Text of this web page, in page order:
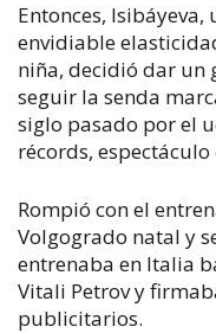
Entonces,
envidiable
niña, decidió dar un
seguir la senda
siglo pasado por el
récords,
Rompió con el
Volgogrado natal y
entrenaba en Italia
Vitali Petrov y
publicitarios.